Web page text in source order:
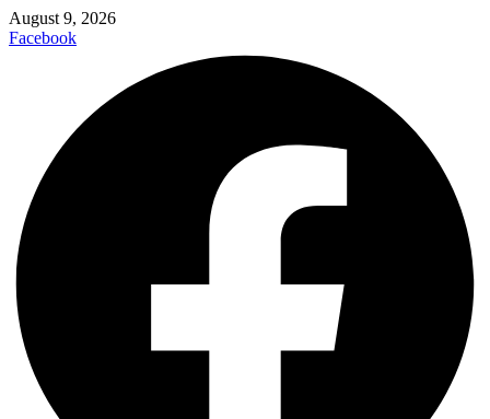
August 9, 2026
Facebook